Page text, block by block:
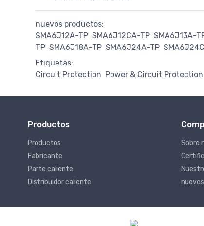
nuevos productos:
SMA6J12A-TP SMA6J12CA-TP SMA6J13A-
TP SMA6J18A-TP SMA6J24A-TP
Etiquetas:
Circuit Protection Power & Circuit Protection
Productos
Productos
Fabricante
Parte caliente
Distribuidor caliente
Sobre